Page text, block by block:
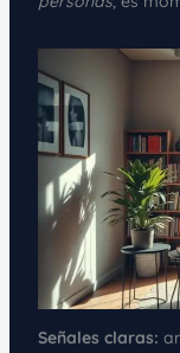
Señales claras: